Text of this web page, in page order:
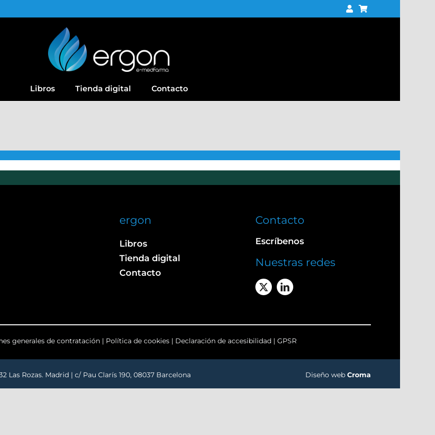
Libros Tienda digital Contacto
ergon
Libros
Tienda digital
Contacto
Contacto
Escríbenos
Nuestras redes
generales de contratación| Política de cookies| Declaración de accesibilidad| GPSR
Las Rozas. Madrid | c/ Pau Clarís 190, 08037 Barcelona Diseño webCroma